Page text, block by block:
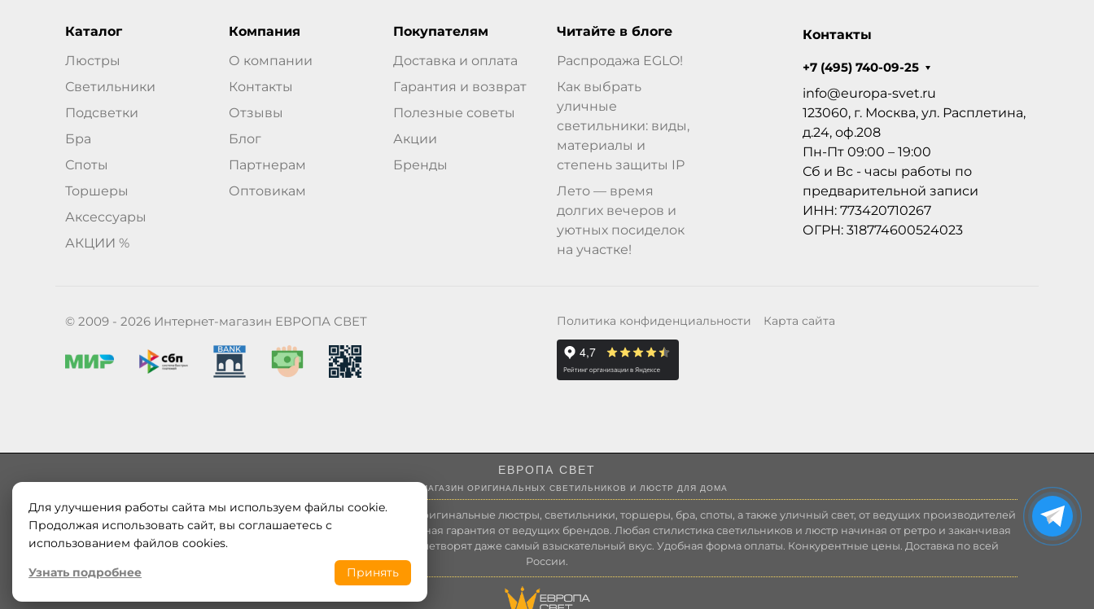
Каталог
Люстры
Светильники
Подсветки
Бра
Споты
Торшеры
Аксессуары
АКЦИИ %
Компания
О компании
Контакты
Отзывы
Блог
Партнерам
Оптовикам
Покупателям
Доставка и оплата
Гарантия и возврат
Полезные советы
Акции
Бренды
Читайте в блоге
Распродажа EGLO!
Как выбрать
уличные
светильники: виды,
материалы и
степень защиты IP
Лето — время
долгих вечеров и
уютных посиделок
на участке!
Контакты
+7 (495) 740-09-25
info@europa-svet.ru
123060, г. Москва, ул. Расплетина,
д.24, оф.208
Пн-Пт 09:00 – 19:00
Сб и Вс - часы работы по
предварительной записи
ИНН: 773420710267
ОГРН: 318774600524023
© 2009 - 2026 Интернет-магазин ЕВРОПА СВЕТ Политика конфиденциальности Карта сайта
ЕВРОПА СВЕТ
ИНТЕРНЕТ-МАГАЗИН ОРИГИНАЛЬНЫХ СВЕТИЛЬНИКОВ И ЛЮСТР ДЛЯ ДОМА
Наш магазин «ЕВРОПА СВЕТ» поставляет и продает в России оригинальные люстры, светильники, торшеры, бра, споты, а также уличный свет, от ведущих производителей
Европы и России. Только оригинальная продукция. Полноценная гарантия от ведущих брендов. Любая стилистика светильников и люстр начиная от ретро и заканчивая
модерн от интернет-магазина europa-svet.ru позволит удовлетворят даже самый взыскательный вкус. Удобная форма оплаты. Конкурентные цены. Доставка по всей
России.
Для улучшения работы сайта мы используем файлы cookie.
Продолжая использовать сайт, вы соглашаетесь с
использованием файлов cookies.
Узнать подробнее
Принять